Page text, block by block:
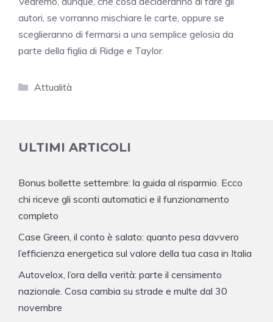
autori, se vorranno mischiare le carte, oppure se
sceglieranno di fermarsi a una semplice gelosia da
parte della figlia di Ridge e Taylor.
Categorie
Attualità
ULTIMI ARTICOLI
Bonus bollette settembre: la guida al risparmio. Ecco
chi riceve gli sconti automatici e il funzionamento
completo
Case Green, il conto è salato: quanto pesa davvero
l’efficienza energetica sul valore della tua casa in Italia
Autovelox, l’ora della verità: parte il censimento
nazionale. Cosa cambia su strade e multe dal 30
novembre